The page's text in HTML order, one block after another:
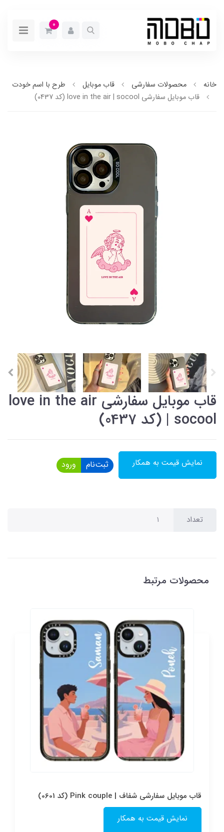
0
خانه محصولات سفارشی قاب موبایل
طرح با اسم خودت
قاب موبایل سفارشی love in the air | socool (کد 0437)
قاب موبایل سفارشی love in the air
| socool (کد 0437)
نمایش قیمت به همکار ثبت‌نام ورود
تعداد
محصولات مرتبط
قاب موبایل سفارشی شفاف | Pink couple (کد 0601)
نمایش قیمت به همکار